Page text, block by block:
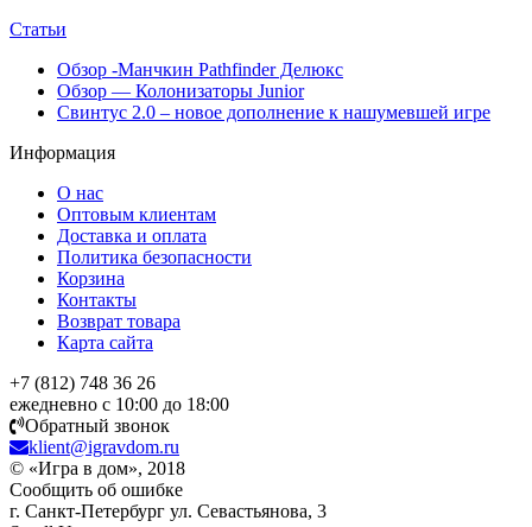
Статьи
Обзор -Манчкин Pathfinder Делюкс
Обзор — Колонизаторы Junior
Свинтус 2.0 – новое дополнение к нашумевшей игре
Информация
О нас
Оптовым клиентам
Доставка и оплата
Политика безопасности
Корзина
Контакты
Возврат товара
Карта сайта
+7 (812) 748 36 26
ежедневно с 10:00 до 18:00
Обратный звонок
klient@igravdom.ru
© «Игра в дом», 2018
Сообщить об ошибке
г. Санкт-Петербург ул. Севастьянова, 3